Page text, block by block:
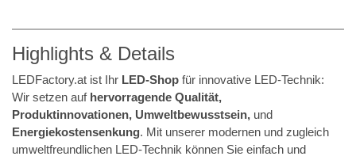
Highlights & Details
LEDFactory.at ist Ihr LED-Shop für innovative LED-Technik:
Wir setzen aufhervorragende Qualität,
Produktinnovationen, Umweltbewusstsein, und
Energiekostensenkung. Mit unserer modernen und zugleich
umweltfreundlichen LED-Technik können Sie einfach und